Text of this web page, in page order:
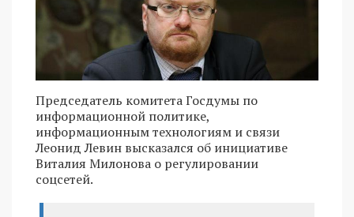
Председатель комитета Госдумы по
информационной политике,
информационным технологиям и связи
Леонид Левин высказался об инициативе
Виталия Милонова о регулировании
соцсетей.